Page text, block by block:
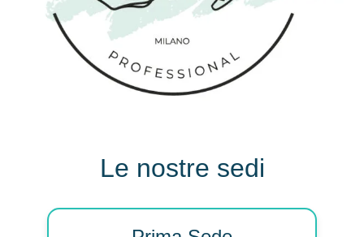
Le nostre sedi